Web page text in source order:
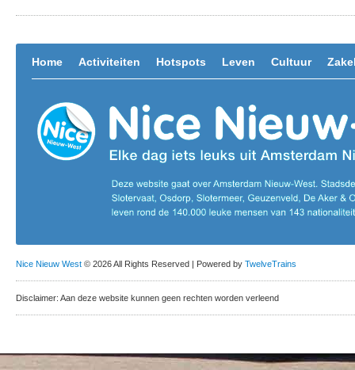
Home Activiteiten Hotspots Leven Cultuur
Nice Nieuw West © 2026 All Rights Reserved | Powered by TwelveTrains
Disclaimer: Aan deze website kunnen geen rechten worden verleend